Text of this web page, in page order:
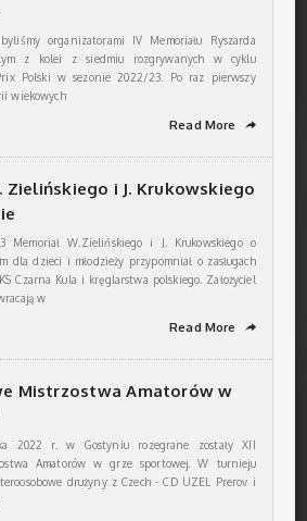
organizatorami IV Memoriału Ryszarda
z kolei z siedmiu rozgrywanych w cyklu
Polski w sezonie 2022/23. Po raz pierwszy
wiekowych
Read More ➦
Zielińskiego i J. Krukowskiego
Memoriał W.Zielińskiego i J. Krukowskiego o
dla dzieci i młodzieży przypomniał o zasługach
Czarna Kula i kręglarstwa polskiego. Założyciel
w
Read More ➦
Mistrzostwa Amatorów w
2022 r. w Gostyniu rozegrane zostały XII
Amatorów w grze sportowej. W turnieju
drużyny z Czech - CD UZEL Prerov i